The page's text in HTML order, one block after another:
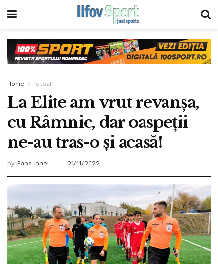
Home Fotbal
La Elite am vrut revanșa,
cu Râmnic, dar oaspeții
ne-au tras-o și acasă!
by Pana Ionel 21/11/2022